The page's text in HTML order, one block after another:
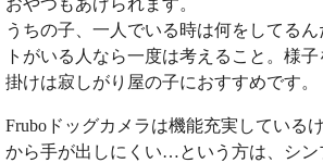
おやつもあげられます。
うちの子、一人でいる時は何をしてる
トがいる人なら一度は考えること。様
掛けは寂しがり屋の子におすすめです。
Fruboドッグカメラは機能充実している
から手が出しにくい…という方は、シン